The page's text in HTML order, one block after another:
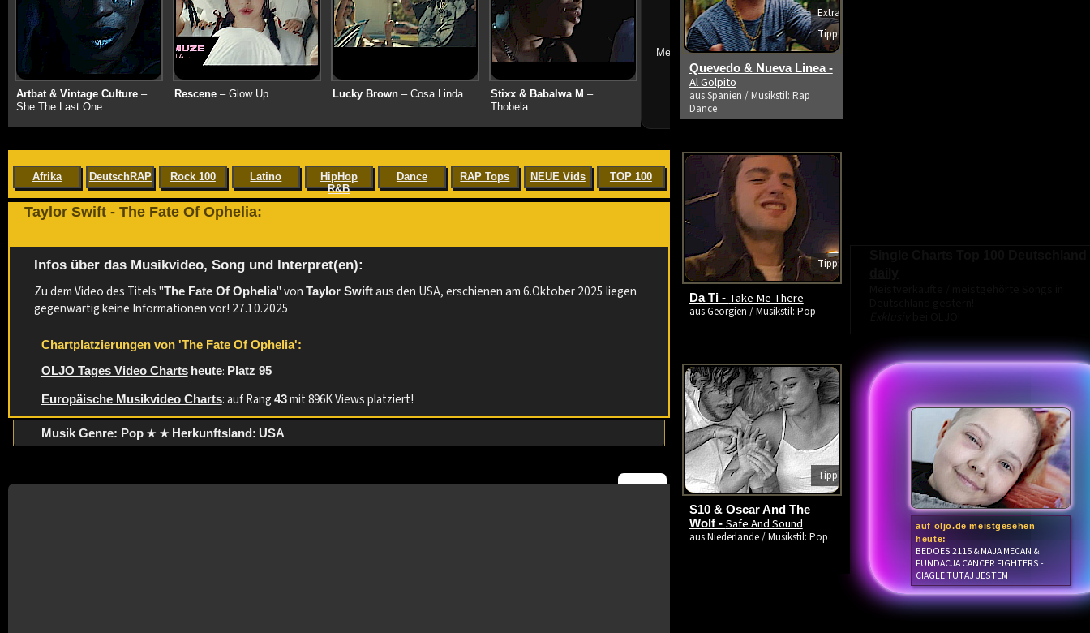
Artbat & Vintage Culture–
She The Last One
Rescene– Glow Up Lucky Brown– Cosa Linda Stixx & Babalwa M –
Thobela
➔
Mehr neue Vids ansehen
Afrika DeutschRAP Rock 100 Latino
HipHop
R&B
Dance RAP Tops NEUE Vids TOP 100
Taylor Swift - The Fate Of Ophelia:
Infos über das Musikvideo, Song und Interpret(en):
Zu dem Video des Titels "The Fate Of Ophelia" vonTaylor Swiftaus den USA, erschienen am 6.Oktober 2025 liegen
gegenwärtig keine Informationen vor! 27.10.2025
Chartplatzierungen von 'The Fate Of Ophelia':
OLJO Tages Video Charts heute: Platz 95
Europäische Musikvideo Charts: auf Rang 43mit 896K Views platziert!
Musik Genre: Pop★ ★ Herkunftsland: USA
auf oljo.de meistgesehen
heute:
BEDOES 2115 & MAJA MECAN &
FUNDACJA CANCER FIGHTERS -
CIAGLE TUTAJ JESTEM
Extra
Tipp
Quevedo & Nueva Linea -
Al Golpito
aus Spanien / Musikstil: Rap
Dance
Tipp
Da Ti - Take Me There
aus Georgien / Musikstil: Pop
Tipp
S10 & Oscar And The
Wolf - Safe And Sound
aus Niederlande / Musikstil: Pop